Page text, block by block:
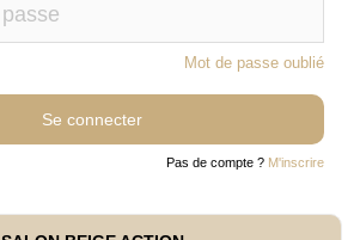
Mot de passe oublié
Pas de compte ? M'inscrire